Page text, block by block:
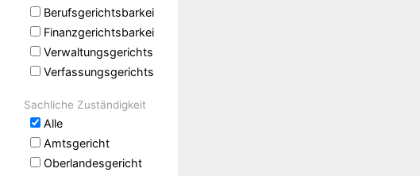
Berufsgerichtsbarkeit
Finanzgerichtsbarkeit
Verwaltungsgerichtsbarkeit
Verfassungsgerichtsbarkeit
Sachliche Zuständigkeit
Alle
Amtsgericht
Oberlandesgericht